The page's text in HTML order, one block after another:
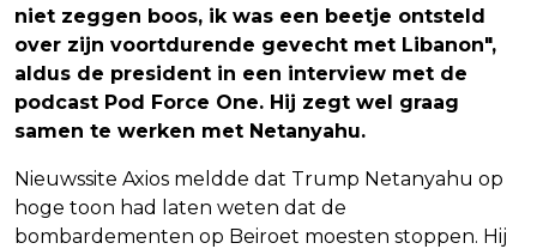
niet zeggen boos, ik was een beetje ontsteld
over zijn voortdurende gevecht met Libanon",
aldus de president in een interview met de
podcast Pod Force One. Hij zegt wel graag
samen te werken met Netanyahu.
Nieuwssite Axios meldde dat Trump Netanyahu op
hoge toon had laten weten dat de
bombardementen op Beiroet moesten stoppen. Hij